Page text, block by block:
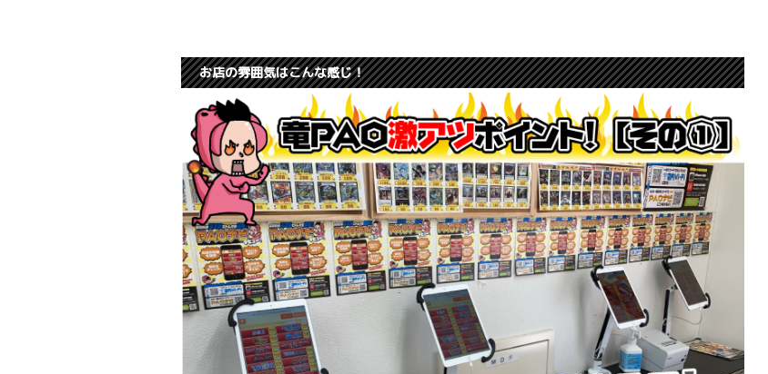
お店の雰囲気はこんな感じ！